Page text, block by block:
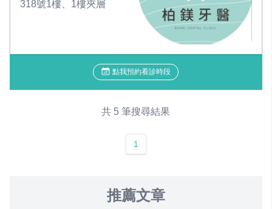
318號1樓、1樓夾層
點我預約看診時段
共 5 筆搜尋結果
1
推薦文章